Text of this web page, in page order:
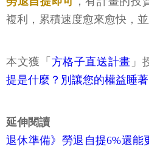
複利，累積速度愈來愈快，
本文獲 「 方格子直送計畫 」
提是什麼？別讓您的權益睡
延伸閱讀
退休準備》勞退自提6%還